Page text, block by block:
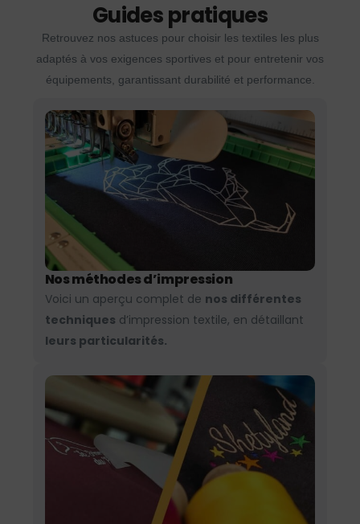
Guides pratiques
Retrouvez nos astuces pour choisir les textiles les plus
adaptés à vos exigences sportives et pour entretenir vos
équipements, garantissant durabilité et performance.
Nos méthodes d’impression
Voici un aperçu complet de nos différentes
techniques d’impression textile, en détaillant
leurs particularités.